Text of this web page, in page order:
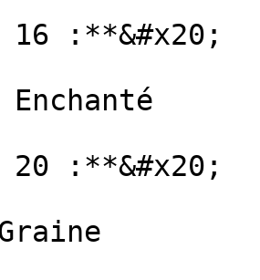
16 :**&#x20;
20 :**&#x20;